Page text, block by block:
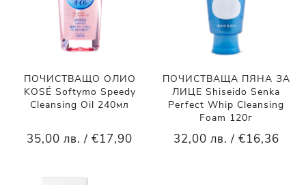
ПОЧИСТВАЩО ОЛИО
KOSÉ Softymo Speedy
Cleansing Oil 240мл
35,00 лв. / €17,90
ПОЧИСТВАЩА ПЯНА ЗА
ЛИЦЕ Shiseido Senka
Perfect Whip Cleansing
Foam 120г
32,00 лв. / €16,36